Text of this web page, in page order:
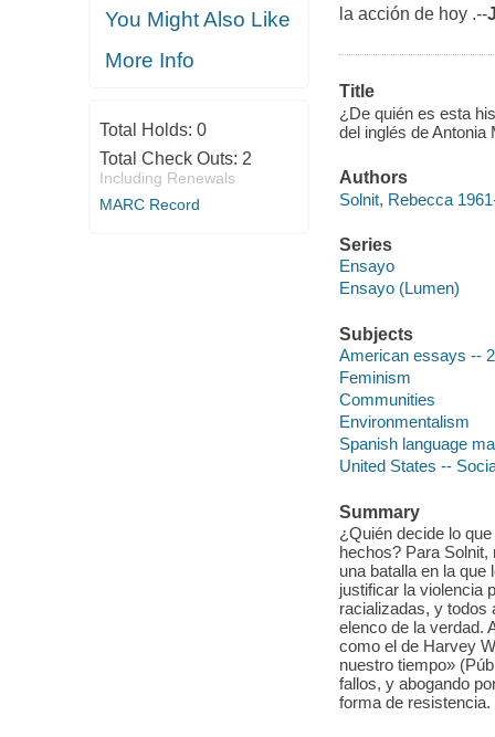
You Might Also Like
More Info
Total Holds: 0
Total Check Outs: 2
Including Renewals
MARC Record
la acción de hoy .--
Title
¿De quién es esta
del inglés de Antonia
Authors
Solnit, Rebecca
Series
Ensayo
Ensayo (Lumen)
Subjects
American essays --
Feminism
Communities
Environmentalism
Spanish language
United States --
Summary
¿Quién decide lo
hechos? Para
una batalla en la
justificar la violencia
racializadas, y todos
elenco de la verdad.
como el de Harvey
nuestro tiempo»
fallos, y abogando
forma de resistencia.